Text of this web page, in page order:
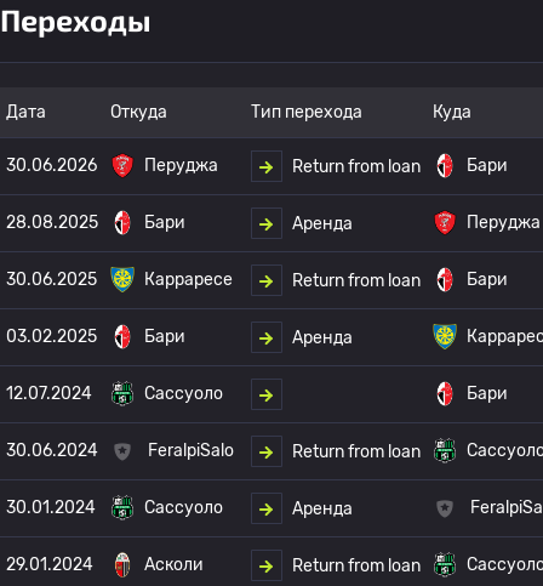
Переходы
Дата Откуда Тип перехода Куда
30.06.2026 Перуджа Return from loan Бари
28.08.2025 Бари Аренда Перуджа
30.06.2025 Карраресе Return from loan Бари
03.02.2025 Бари Аренда
12.07.2024 Сассуоло Бари
30.06.2024 FeralpiSalo Return from loan
30.01.2024 Сассуоло Аренда
29.01.2024 Асколи Return from loan